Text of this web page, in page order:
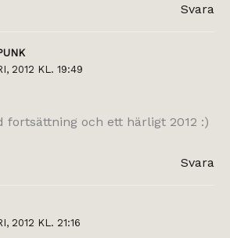
Svara
2012 KL. 19:49
fortsättning och ett härligt 2012 :)
Svara
2012 KL. 21:16